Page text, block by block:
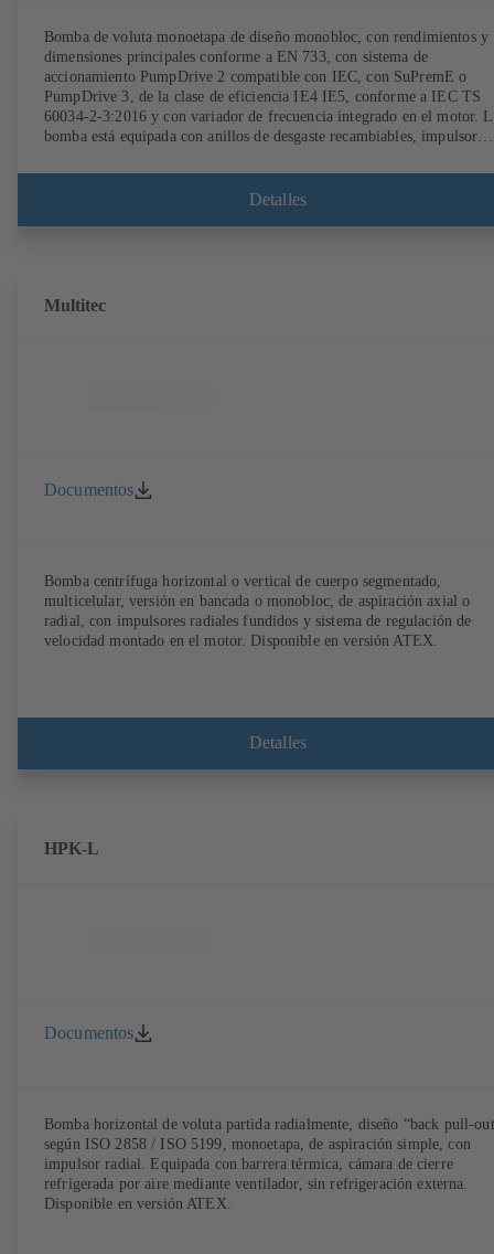
Bomba de voluta monoetapa de diseño monobloc, con rendimientos y
dimensiones principales conforme a EN 733, con sistema de
accionamiento PumpDrive 2 compatible con IEC, con SuPremE o
PumpDrive 3, de la clase de eficiencia IE4 IE5, conforme a IEC TS
60034-2-3:2016 y con variador de frecuencia integrado en el motor.
bomba está equipada con anillos de desgaste recambiables, impulsor
según EN 12756, eje con casquillo protector intercambiable en la zona
del cierre de eje. El diseño «back pull-out» permite un desmontaje del
Muy adelantada a las exigencias de eficiencia de la directiva ErP.
Detalles
Multitec
Documentos
Bomba centrífuga horizontal o vertical de cuerpo segmentado,
multicelular, versión en bancada o monobloc, de aspiración axial o
radial, con impulsores radiales fundidos y sistema de regulación de
velocidad montado en el motor. Disponible en versión ATEX.
Detalles
HPK-L
Documentos
Bomba horizontal de voluta partida radialmente, diseño “back pull-
según ISO 2858 / ISO 5199, monoetapa, de aspiración simple, con
impulsor radial. Equipada con barrera térmica, cámara de cierre
refrigerada por aire mediante ventilador, sin refrigeración externa.
Disponible en versión ATEX.